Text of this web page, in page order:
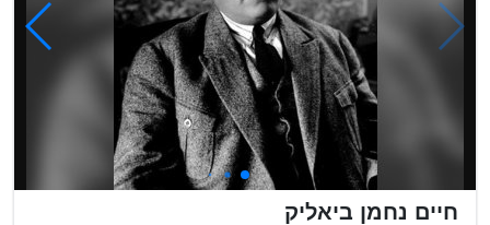
חיים נחמן ביאליק